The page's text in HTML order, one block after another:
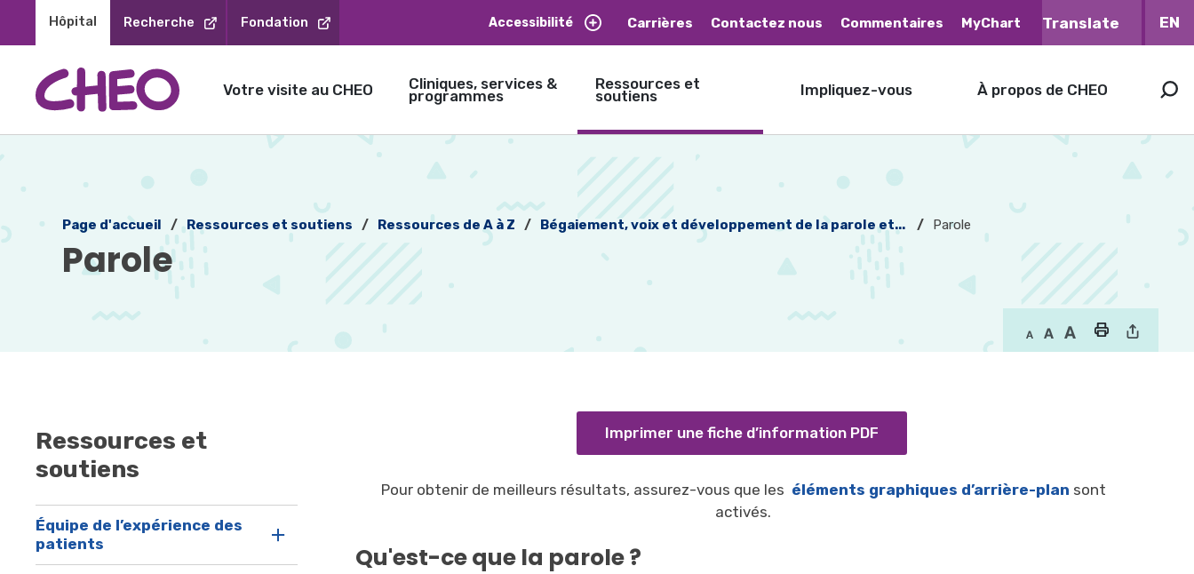
Hôpital Recherche Fondation Accessibilité Carrières Contactez nous Commentaires MyChart EN
Votre visite au CHEO Cliniques, services &
programmes
Ressources et
soutiens Impliquez-vous À propos de CHEO
Page d'accueil Ressources et soutiens Ressources de A à Z Bégaiement, voix et développement de la parole et... Parole
Parole
Ressources et
soutiens
Équipe de l’expérience des
patients
Imprimer une fiche d’information PDF
Pour obtenir de meilleurs résultats, assurez-vous que les éléments graphiques d’arrière-plan sont
activés.
Qu'est-ce que la parole ?